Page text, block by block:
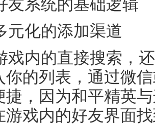
友系统的基础逻辑
元化的添加渠道
戏内的直接搜索，
你的列表，通过微
捷，因为和平精英
游戏内的好友界面